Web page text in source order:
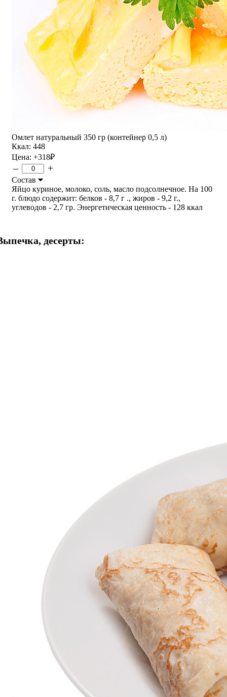
Омлет натуральный 350 гр (контейнер 0,5 л)
Ккал: 448
Цена: +318₽
– +
Состав
Яйцо куриное, молоко, соль, масло подсолнечное. На 100
г. блюдо содержит: белков - 8,7 г ., жиров - 9,2 г.,
углеводов - 2,7 гр. Энергетическая ценность - 128 ккал
десерты: